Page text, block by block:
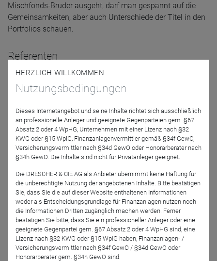
Mischfonds-Bruder ausgeht, darf man gespannt auf die
Gemeinsamkeiten, aber auch Unterschiede der Titel in den
Portfolios schauen.
Referenten
J. Henrik Muhle
GANÉ Investment-AG
Moderation
HERZLICH WILLKOMMEN
Nutzungsbedingungen
Dieses Internetangebot und seine Inhalte richtet sich ausschließlich
an professionelle Anleger und geeignete Gegenparteien gem. §67
Absatz 2 oder 4 WpHG, Unternehmen mit einer Lizenz nach §32
KWG oder §15 WplG, Finanzanlagenvermittler gemäß §34f GewO,
Versicherungsvermittler nach §34d GewO oder Honorarberater nach
§34h GewO. Die Inhalte sind nicht für Privatanleger geeignet.
Die DRESCHER & CIE AG als Anbieter übernimmt keine Haftung für
die unberechtigte Nutzung der angebotenen Inhalte. Bitte bestätigen
Sie, dass Sie die auf dieser Website enthaltenen Informationen
weder als Entscheidungsgrundlage für Finanzanlagen nutzen noch
die Informationen Dritten zugänglich machen werden. Ferner
bestätigen Sie bitte, dass Sie ein professioneller Anleger oder eine
geeignete Gegenpartei gem. §67 Absatz 2 oder 4 WpHG sind, eine
Lizenz nach §32 KWG oder §15 WpIG haben, Finanzanlagen- /
Versicherungsvermittler nach §34f GewO / §34d GewO oder
Honorarberater gem. §34h GewO sind.